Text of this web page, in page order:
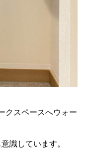
クスペースへウォー
識しています。